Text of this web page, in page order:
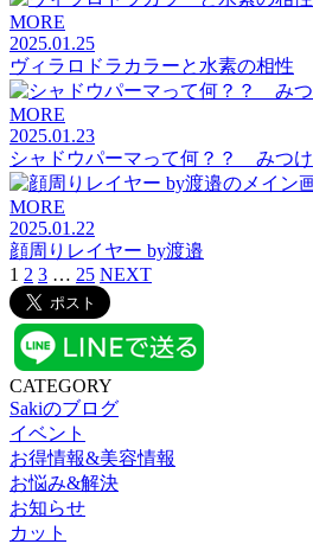
MORE
2025.01.25
ヴィラロドラカラーと水素の相性
MORE
2025.01.23
シャドウパーマって何？？ みつけ
MORE
2025.01.22
顔周りレイヤー by渡邉
1 2 3 … 25 NEXT
CATEGORY
Sakiのブログ
イベント
お得情報&美容情報
お悩み&解決
お知らせ
カット